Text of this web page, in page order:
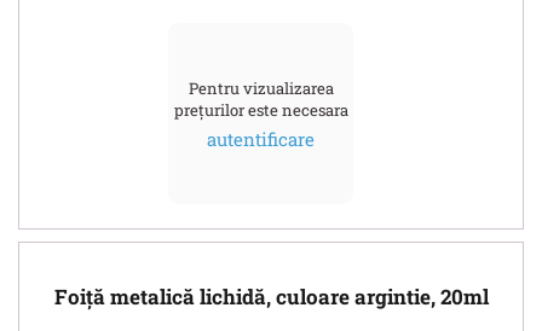
Pentru vizualizarea
prețurilor este necesara
autentificare
Foiță metalică lichidă, culoare argintie, 20ml